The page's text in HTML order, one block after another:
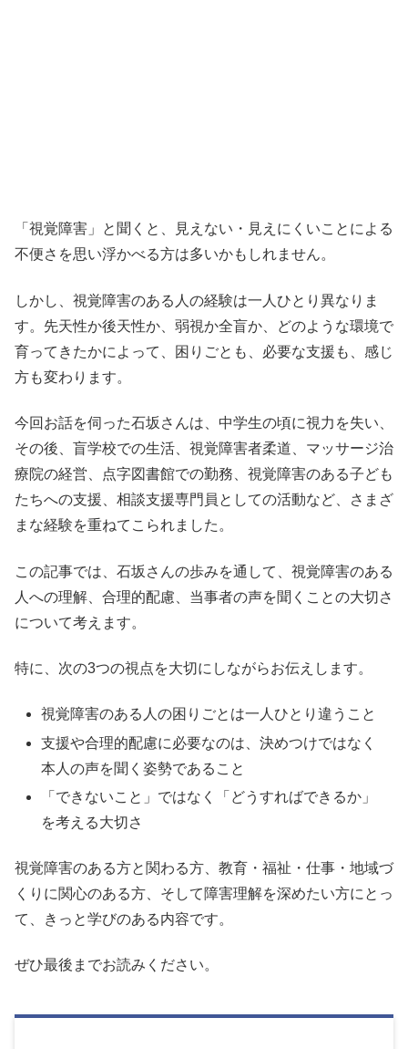
「視覚障害」と聞くと、見えない・見えにくいことによる
不便さを思い浮かべる方は多いかもしれません。
しかし、視覚障害のある人の経験は一人ひとり異なりま
す。先天性か後天性か、弱視か全盲か、どのような環境で
育ってきたかによって、困りごとも、必要な支援も、感じ
方も変わります。
今回お話を伺った石坂さんは、中学生の頃に視力を失い、
その後、盲学校での生活、視覚障害者柔道、マッサージ治
療院の経営、点字図書館での勤務、視覚障害のある子ども
たちへの支援、相談支援専門員としての活動など、さまざ
まな経験を重ねてこられました。
この記事では、石坂さんの歩みを通して、視覚障害のある
人への理解、合理的配慮、当事者の声を聞くことの大切さ
について考えます。
特に、次の3つの視点を大切にしながらお伝えします。
視覚障害のある人の困りごとは一人ひとり違うこと
支援や合理的配慮に必要なのは、決めつけではなく
本人の声を聞く姿勢であること
「できないこと」ではなく「どうすればできるか」
を考える大切さ
視覚障害のある方と関わる方、教育・福祉・仕事・地域づ
くりに関心のある方、そして障害理解を深めたい方にとっ
て、きっと学びのある内容です。
ぜひ最後までお読みください。